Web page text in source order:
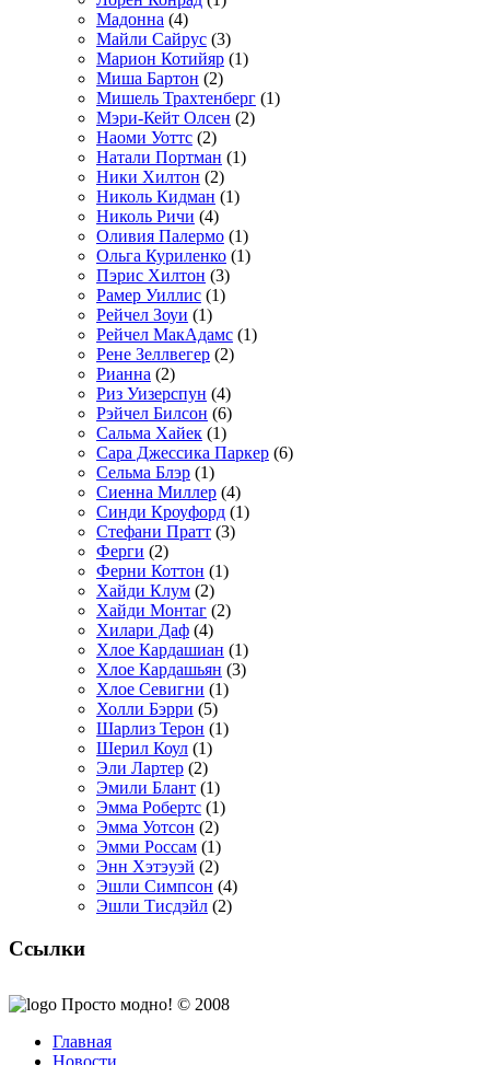
Мадонна (4)
Майли Сайрус (3)
Марион Котийяр (1)
Миша Бартон (2)
Мишель Трахтенберг (1)
Мэри-Кейт Олсен (2)
Наоми Уоттс (2)
Натали Портман (1)
Ники Хилтон (2)
Николь Кидман (1)
Николь Ричи (4)
Оливия Палермо (1)
Ольга Куриленко (1)
Пэрис Хилтон (3)
Рамер Уиллис (1)
Рейчел Зоуи (1)
Рейчел МакАдамс (1)
Рене Зеллвегер (2)
Рианна (2)
Риз Уизерспун (4)
Рэйчел Билсон (6)
Сальма Хайек (1)
Сара Джессика Паркер (6)
Сельма Блэр (1)
Сиенна Миллер (4)
Синди Кроуфорд (1)
Стефани Пратт (3)
Ферги (2)
Ферни Коттон (1)
Хайди Клум (2)
Хайди Монтаг (2)
Хилари Даф (4)
Хлое Кардашиан (1)
Хлое Кардашьян (3)
Хлое Севигни (1)
Холли Бэрри (5)
Шарлиз Терон (1)
Шерил Коул (1)
Эли Лартер (2)
Эмили Блант (1)
Эмма Робертс (1)
Эмма Уотсон (2)
Эмми Россам (1)
Энн Хэтэуэй (2)
Эшли Симпсон (4)
Эшли Тисдэйл (2)
Ссылки
Просто модно! © 2008
Главная